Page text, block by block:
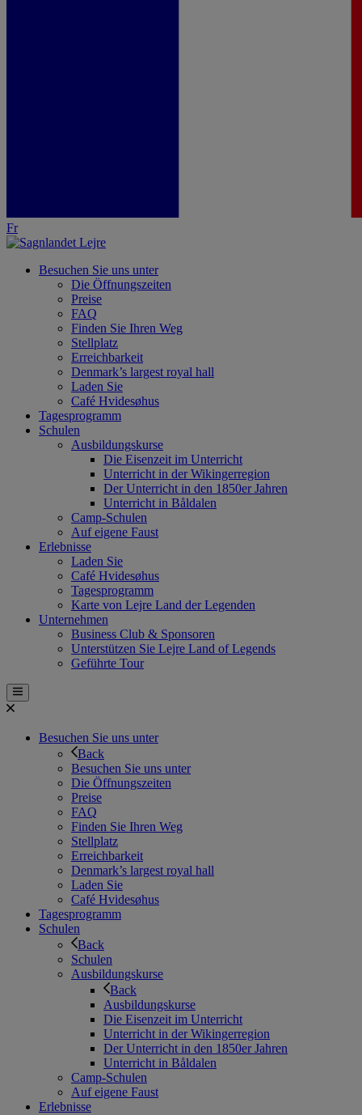
Fr
Besuchen Sie uns unter
Die Öffnungszeiten
Preise
FAQ
Finden Sie Ihren Weg
Stellplatz
Erreichbarkeit
Denmark’s largest royal hall
Laden Sie
Café Hvidesøhus
Tagesprogramm
Schulen
Ausbildungskurse
Die Eisenzeit im Unterricht
Unterricht in der Wikingerregion
Der Unterricht in den 1850er Jahren
Unterricht in Båldalen
Camp-Schulen
Auf eigene Faust
Erlebnisse
Laden Sie
Café Hvidesøhus
Tagesprogramm
Karte von Lejre Land der Legenden
Unternehmen
Business Club & Sponsoren
Unterstützen Sie Lejre Land of Legends
Geführte Tour
Besuchen Sie uns unter
Back
Besuchen Sie uns unter
Die Öffnungszeiten
Preise
FAQ
Finden Sie Ihren Weg
Stellplatz
Erreichbarkeit
Denmark’s largest royal hall
Laden Sie
Café Hvidesøhus
Tagesprogramm
Schulen
Back
Schulen
Ausbildungskurse
Back
Ausbildungskurse
Die Eisenzeit im Unterricht
Unterricht in der Wikingerregion
Der Unterricht in den 1850er Jahren
Unterricht in Båldalen
Camp-Schulen
Auf eigene Faust
Erlebnisse